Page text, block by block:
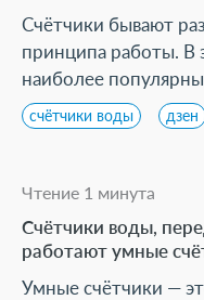
NB-IoT
Работа в
Контакты
Документация
Сервис и
Работа в
Счётчики бывают
принципа работы. В
наиболее
счётчики воды дзен
Чтение 1 минута
Счётчики воды,
работают умные
Умные счётчики —